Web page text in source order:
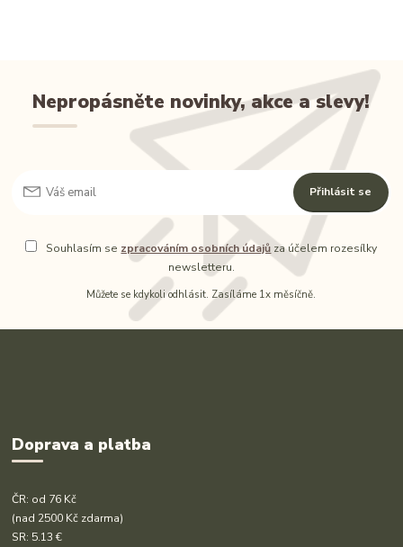
Nepropásněte novinky, akce a slevy!
Přihlásit se
Souhlasím se zpracováním osobních údajů za účelem rozesílky
newsletteru.
Můžete se kdykoli odhlásit. Zasíláme 1x měsíčně.
Doprava a platba
ČR: od 76 Kč
(nad 2500 Kč zdarma)
SR: 5.13 €